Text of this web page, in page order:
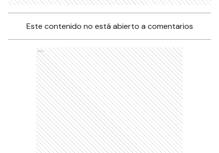
Este contenido no está abierto a comentarios
Ads